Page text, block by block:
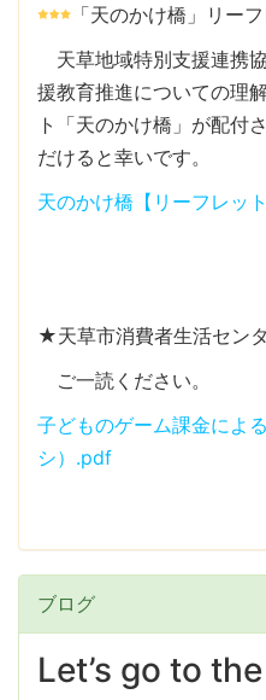
「天のかけ橋」リーフ
天草地域特別支援連携
援教育推進についての理
ト「天のかけ橋」が配付
だけると幸いです。
天のかけ橋【リーフレッ
★天草市消費者生活セン
ご一読ください。
子どものゲーム課金によ
シ）.pdf
ブログ
Let’s go to